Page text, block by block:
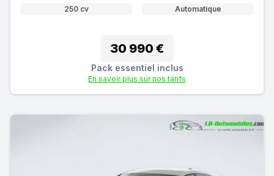
250 cv
Automatique
30 990 €
Pack essentiel inclus
En savoir plus sur nos tarifs